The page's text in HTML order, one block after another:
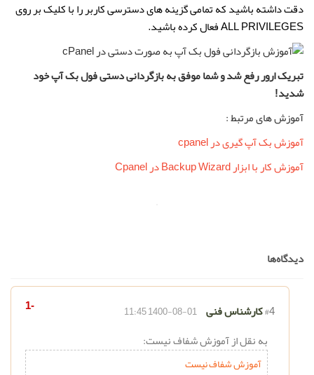
دقت داشته باشید که تمامی گزینه های دسترسی کاربر را با کلیک بر روی
ALL PRIVILEGES فعال کرده باشید.
تبریک ارور رفع شد و شما موفق به بازگردانی دستی فول بک آپ خود
شدید!
آموزش های مرتبط :
آموزش بک آپ گیری در cpanel
آموزش کار با ابزار Backup Wizard در Cpanel
دیدگاه‌ها
-1 #4کارشناس فنی 1400-08-01 11:45
به نقل از آموزش شفاف نیست:
آموزش شفاف نیست